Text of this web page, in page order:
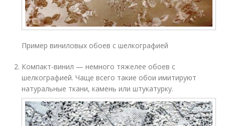
Пример виниловых обоев с шелкографией
Компакт-винил — немного тяжелее обоев с
шелкографией. Чаще всего такие обои имитируют
натуральные ткани, камень или штукатурку.